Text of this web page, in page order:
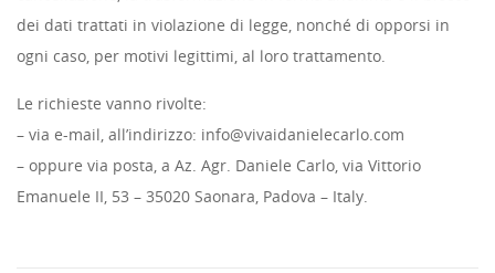
dei dati trattati in violazione di legge, nonché di opporsi in
ogni caso, per motivi legittimi, al loro trattamento.
Le richieste vanno rivolte:
– via e-mail, all’indirizzo: info@vivaidanielecarlo.com
– oppure via posta, a Az. Agr. Daniele Carlo, via Vittorio
Emanuele II, 53 – 35020 Saonara, Padova – Italy.